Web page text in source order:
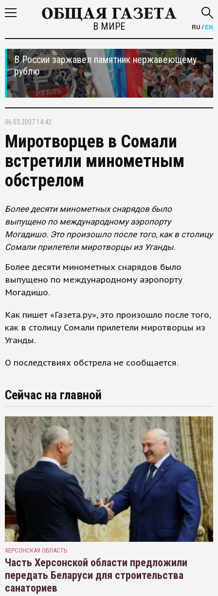
В МИРЕ RU /EN
В России заржавел памятник нержавеющему
рублю
06.03.2007 14:42
Миротворцев в Сомали
встретили минометным
обстрелом
Более десяти минометных снарядов было
выпущено по международному аэропорту
Могадишо. Это произошло после того, как в столицу
Сомали прилетели миротворцы из Уганды.
Более десяти минометных снарядов было
выпущено по международному аэропорту
Могадишо.
Как пишет «Газета.ру», это произошло после того,
как в столицу Сомали прилетели миротворцы из
Уганды.
О последствиях обстрела не сообщается.
Сейчас на главной
ХЕРСОНСКАЯ ОБЛАСТЬ
Часть Херсонской области предложили
передать Беларуси для строительства
санаториев